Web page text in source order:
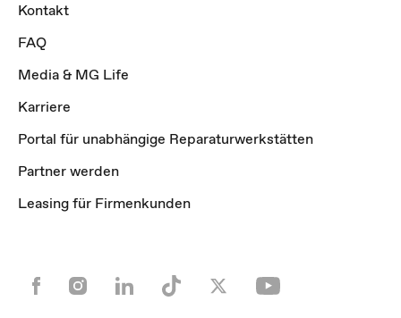
Kontakt
FAQ
Media & MG Life
Karriere
Portal für unabhängige Reparaturwerkstätten
Partner werden
Leasing für Firmenkunden